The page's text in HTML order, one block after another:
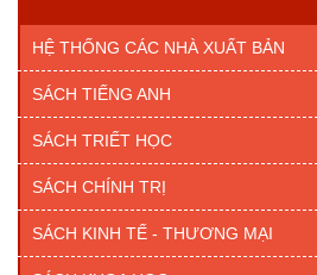
HỆ THỐNG CÁC NHÀ XUẤT BẢN
SÁCH TIẾNG ANH
SÁCH TRIẾT HỌC
SÁCH CHÍNH TRỊ
SÁCH KINH TẾ - THƯƠNG MẠI